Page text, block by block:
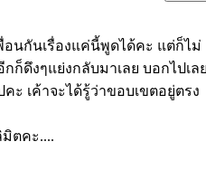
อนกันเรื่องแค่นี้พูดได้คะ แต่ก็ไม่
ก็ดึงๆแย่งกลับมาเลย บอกไปเลย
ะ เค้าจะได้รู้ว่าขอบเขตอยู่ตรง
มิตคะ....